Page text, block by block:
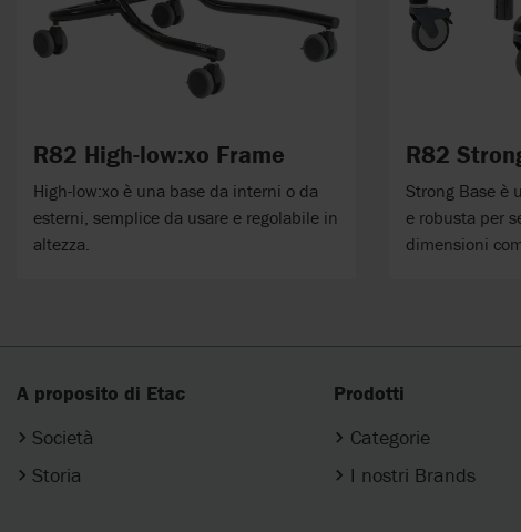
R82 High-low:xo Frame
High-low:xo è una base da interni o da
esterni, semplice da usare e regolabile in
altezza.
R82
Strong Base è
e robusta per
dimensioni
A proposito di Etac
Società
Storia
Prodotti
Categorie
I nostri Brands